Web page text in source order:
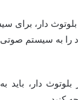
دار، برای
به سیستم
بلوتوث دار،